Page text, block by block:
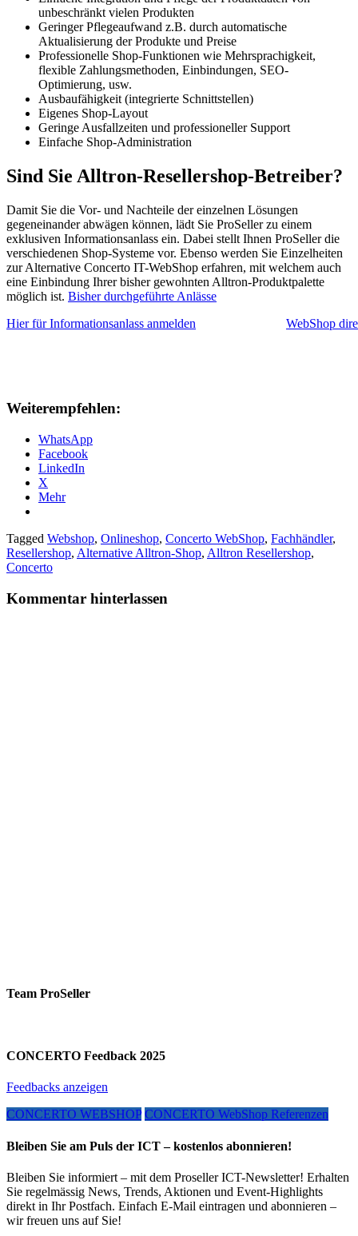
unbeschränkt vielen Produkten
Geringer Pflegeaufwand z.B. durch automatische
Aktualisierung der Produkte und Preise
Professionelle Shop-Funktionen wie Mehrsprachigkeit,
flexible Zahlungsmethoden, Einbindungen, SEO-
Optimierung, usw.
Ausbaufähigkeit (integrierte Schnittstellen)
Eigenes Shop-Layout
Geringe Ausfallzeiten und professioneller Support
Einfache Shop-Administration
Sind Sie Alltron-Resellershop-Betreiber?
Damit Sie die Vor- und Nachteile der einzelnen Lösungen
gegeneinander abwägen können, lädt Sie ProSeller zu einem
exklusiven Informationsanlass ein. Dabei stellt Ihnen ProSeller die
verschiedenen Shop-Systeme vor. Ebenso werden Sie Einzelheiten
zur Alternative Concerto IT-WebShop erfahren, mit welchem auch
eine Einbindung Ihrer bisher gewohnten Alltron-Produktpalette
möglich ist. Bisher durchgeführte Anlässe
Hier für Informationsanlass anmelden
WebShop
Weiterempfehlen:
WhatsApp
Facebook
LinkedIn
X
Mehr
Tagged Webshop, Onlineshop, Concerto WebShop, Fachhändler,
Resellershop, Alternative Alltron-Shop, Alltron Resellershop,
Concerto
Kommentar hinterlassen
Team ProSeller
CONCERTO Feedback 2025
Feedbacks anzeigen
CONCERTO WEBSHOP CONCERTO WebShop Referenzen
Bleiben Sie am Puls der ICT – kostenlos abonnieren!
Bleiben Sie informiert – mit dem Proseller ICT-Newsletter! Erhalten
Sie regelmässig News, Trends, Aktionen und Event-Highlights
direkt in Ihr Postfach. Einfach E-Mail eintragen und abonnieren –
wir freuen uns auf Sie!